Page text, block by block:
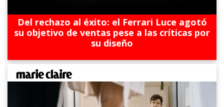
Del rechazo al éxito: el Ferrari Luce agotó
su objetivo de ventas pese a las críticas por
su diseño